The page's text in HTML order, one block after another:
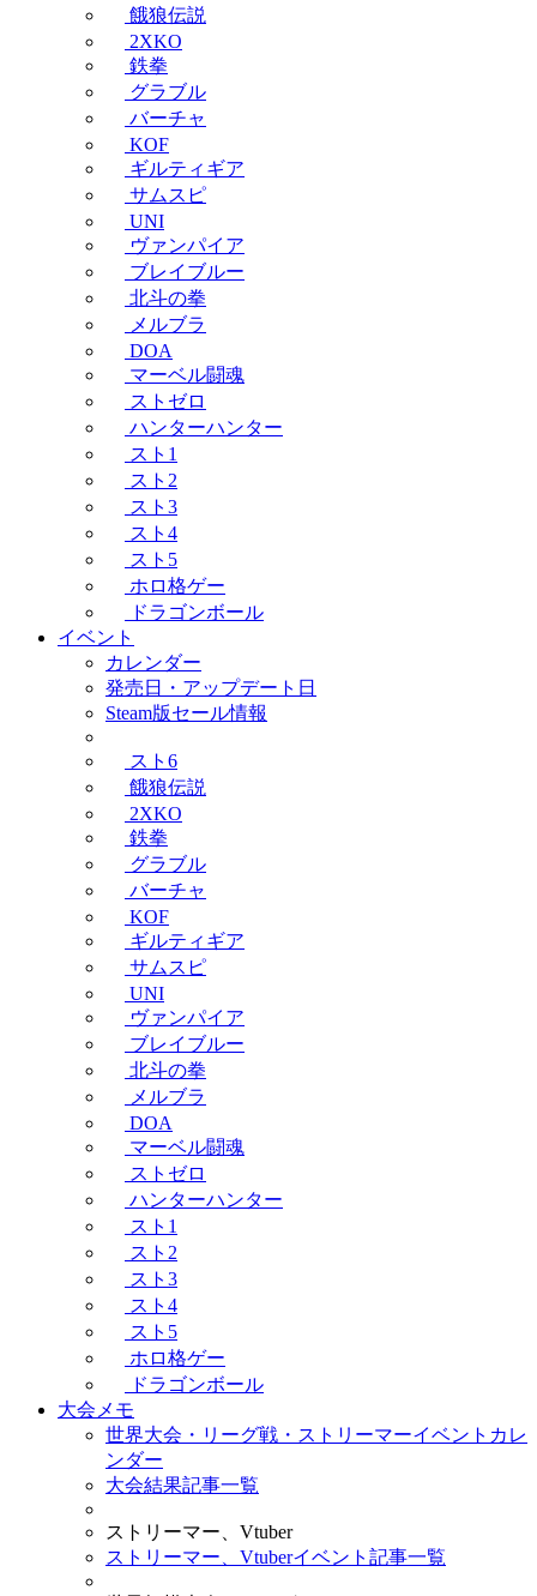
餓狼伝説
2XKO
鉄拳
グラブル
バーチャ
KOF
ギルティギア
サムスピ
UNI
ヴァンパイア
ブレイブルー
北斗の拳
メルブラ
DOA
マーベル闘魂
ストゼロ
ハンターハンター
スト1
スト2
スト3
スト4
スト5
ホロ格ゲー
ドラゴンボール
イベント
カレンダー
発売日・アップデート日
Steam版セール情報
スト6
餓狼伝説
2XKO
鉄拳
グラブル
バーチャ
KOF
ギルティギア
サムスピ
UNI
ヴァンパイア
ブレイブルー
北斗の拳
メルブラ
DOA
マーベル闘魂
ストゼロ
ハンターハンター
スト1
スト2
スト3
スト4
スト5
ホロ格ゲー
ドラゴンボール
大会メモ
世界大会・リーグ戦・ストリーマーイベントカレ
ンダー
大会結果記事一覧
ストリーマー、Vtuber
ストリーマー、Vtuberイベント記事一覧